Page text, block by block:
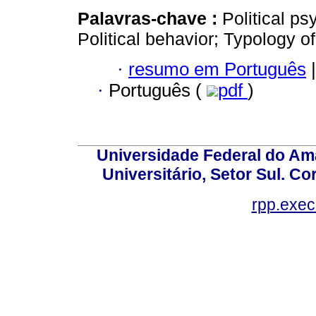
Palavras-chave : Political
Political behavior; Typology
· resumo em Português |
· Português ( pdf )
Universidade Federal do
Universitário, Setor Sul.